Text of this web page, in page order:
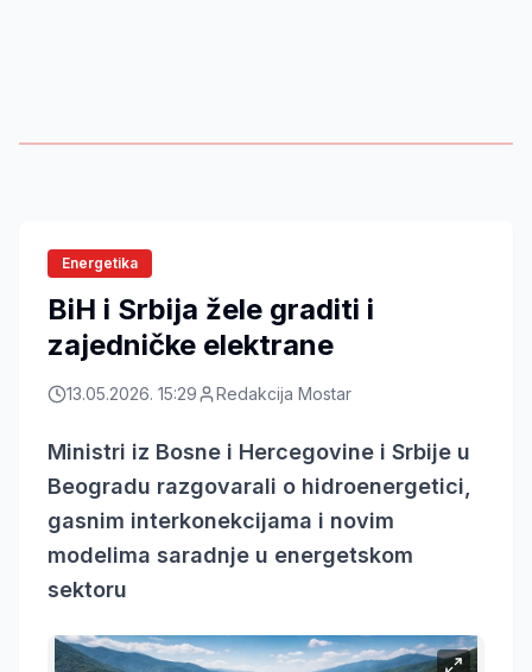
Energetika
BiH i Srbija žele graditi i
zajedničke elektrane
13.05.2026. 15:29 Redakcija Mostar
Ministri iz Bosne i Hercegovine i Srbije u
Beogradu razgovarali o hidroenergetici,
gasnim interkonekcijama i novim
modelima saradnje u energetskom
sektoru